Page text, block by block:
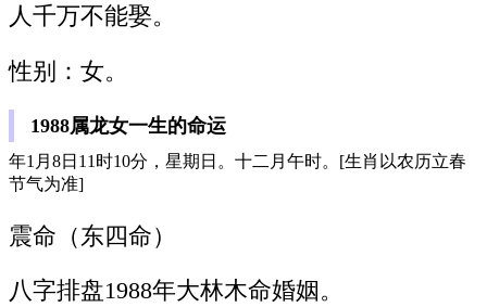
人千万不能娶。
性别：女。
1988属龙女一生的命运
年1月8日11时10分，星期日。十二月午时。[生肖以农历立春
节气为准]
震命（东四命）
八字排盘1988年大林木命婚姻。